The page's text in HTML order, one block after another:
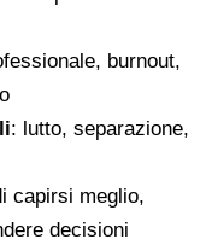
burnout,
: lutto, separazione,
capirsi meglio,
decisioni